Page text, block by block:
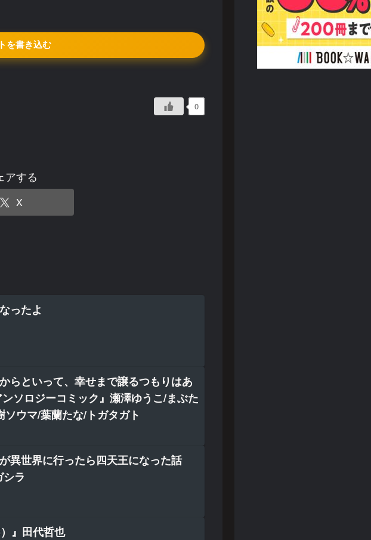
を書き込む
0
アする
X
ったよ
らといって、幸せまで譲るつもりはあ
ソロジーコミック』瀬澤ゆうこ/まぶた
ソウマ/葉蘭たな/トガタガト
異世界に行ったら四天王になった話
ラ
』田代哲也